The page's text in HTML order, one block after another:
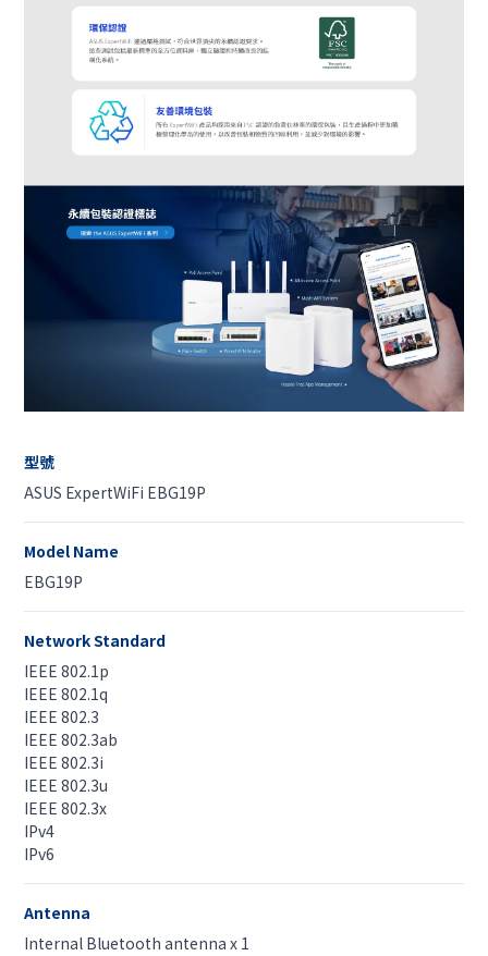
型號
ASUS ExpertWiFi EBG19P
Model Name
EBG19P
Network Standard
IEEE 802.1p
IEEE 802.1q
IEEE 802.3
IEEE 802.3ab
IEEE 802.3i
IEEE 802.3u
IEEE 802.3x
IPv4
IPv6
Antenna
Internal Bluetooth antenna x 1